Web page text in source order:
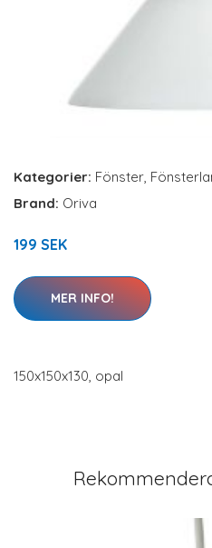
Kategorier: Fönster,
Brand: Oriva
199 SEK
MER INFO!
150x150x130, opal